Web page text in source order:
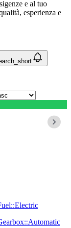
e al tuo
esperienza e